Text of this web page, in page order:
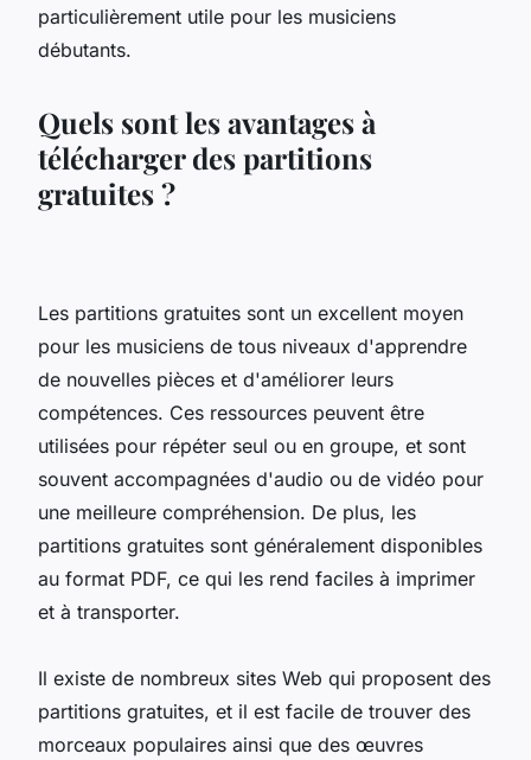
particulièrement utile pour les musiciens
débutants.
Quels sont les avantages à
télécharger des partitions
gratuites ?
Les partitions gratuites sont un excellent moyen
pour les musiciens de tous niveaux d'apprendre
de nouvelles pièces et d'améliorer leurs
compétences. Ces ressources peuvent être
utilisées pour répéter seul ou en groupe, et sont
souvent accompagnées d'audio ou de vidéo pour
une meilleure compréhension. De plus, les
partitions gratuites sont généralement disponibles
au format PDF, ce qui les rend faciles à imprimer
et à transporter.
Il existe de nombreux sites Web qui proposent des
partitions gratuites, et il est facile de trouver des
morceaux populaires ainsi que des œuvres